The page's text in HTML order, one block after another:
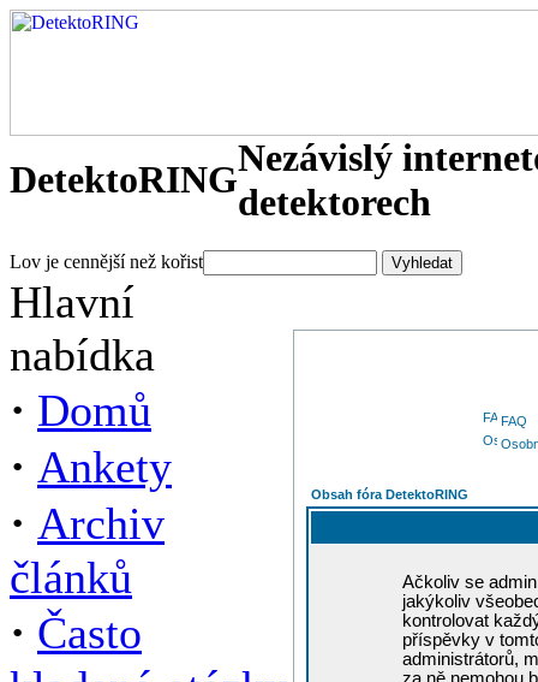
DetektoRINGNezávislý
detektorech
Lov je cennější než kořist
Hlavní
nabídka
· Domů
· Ankety
· Archiv
článků
· Často
FAQ
Obsah fóra DetektoRING
Ačkoliv se
jakýkoliv
kontrolovat
příspěvky v
administrátorů,